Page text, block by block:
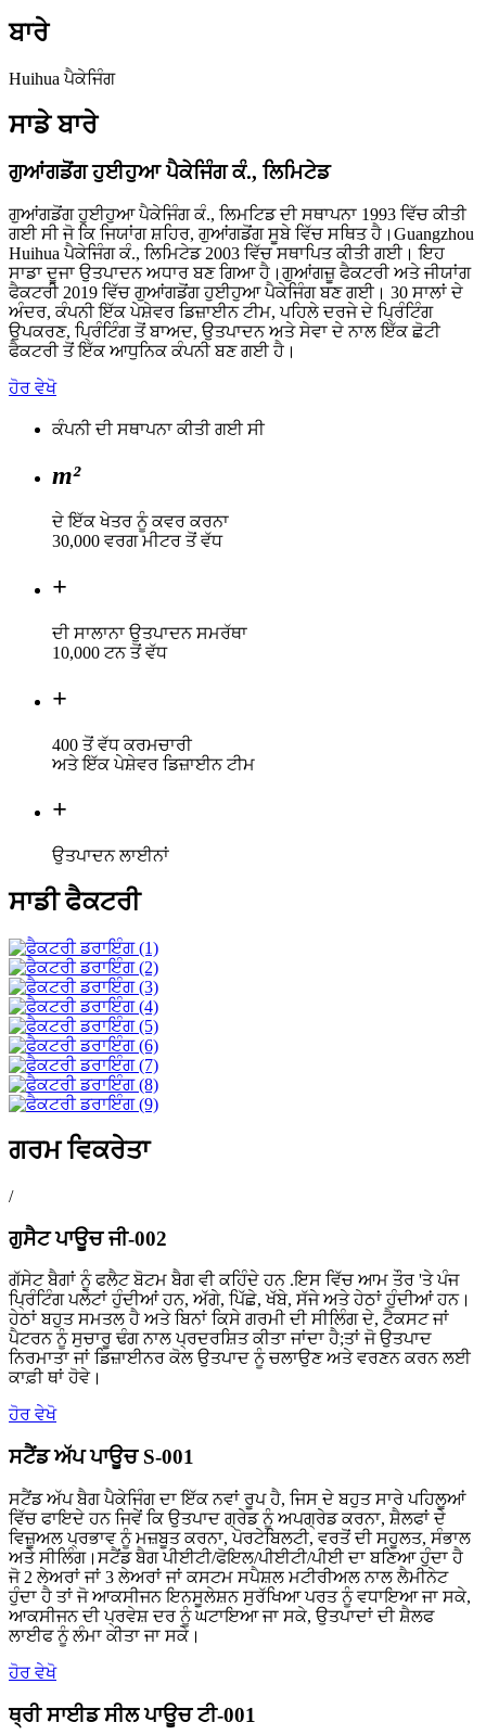
ਬਾਰੇ
Huihua ਪੈਕੇਜਿੰਗ
ਸਾਡੇ ਬਾਰੇ
ਗੁਆਂਗਡੋਂਗ ਹੁਈਹੁਆ ਪੈਕੇਜਿੰਗ ਕੰ., ਲਿਮਿਟੇਡ
ਗੁਆਂਗਡੋਂਗ ਹੁਈਹੁਆ ਪੈਕੇਜਿੰਗ ਕੰ., ਲਿਮਟਿਡ ਦੀ ਸਥਾਪਨਾ 1993 ਵਿੱਚ ਕੀਤੀ
ਗਈ ਸੀ ਜੋ ਕਿ ਜਿਯਾਂਗ ਸ਼ਹਿਰ, ਗੁਆਂਗਡੋਂਗ ਸੂਬੇ ਵਿੱਚ ਸਥਿਤ ਹੈ।Guangzhou
Huihua ਪੈਕੇਜਿੰਗ ਕੰ., ਲਿਮਿਟੇਡ 2003 ਵਿੱਚ ਸਥਾਪਿਤ ਕੀਤੀ ਗਈ। ਇਹ
ਸਾਡਾ ਦੂਜਾ ਉਤਪਾਦਨ ਅਧਾਰ ਬਣ ਗਿਆ ਹੈ।ਗੁਆਂਗਜ਼ੂ ਫੈਕਟਰੀ ਅਤੇ ਜੀਯਾਂਗ
ਫੈਕਟਰੀ 2019 ਵਿੱਚ ਗੁਆਂਗਡੋਂਗ ਹੁਈਹੁਆ ਪੈਕੇਜਿੰਗ ਬਣ ਗਈ। 30 ਸਾਲਾਂ ਦੇ
ਅੰਦਰ, ਕੰਪਨੀ ਇੱਕ ਪੇਸ਼ੇਵਰ ਡਿਜ਼ਾਈਨ ਟੀਮ, ਪਹਿਲੇ ਦਰਜੇ ਦੇ ਪ੍ਰਿੰਟਿੰਗ
ਉਪਕਰਣ, ਪ੍ਰਿੰਟਿੰਗ ਤੋਂ ਬਾਅਦ, ਉਤਪਾਦਨ ਅਤੇ ਸੇਵਾ ਦੇ ਨਾਲ ਇੱਕ ਛੋਟੀ
ਫੈਕਟਰੀ ਤੋਂ ਇੱਕ ਆਧੁਨਿਕ ਕੰਪਨੀ ਬਣ ਗਈ ਹੈ।
ਹੋਰ ਵੇਖੋ
ਕੰਪਨੀ ਦੀ ਸਥਾਪਨਾ ਕੀਤੀ ਗਈ ਸੀ
m²
ਦੇ ਇੱਕ ਖੇਤਰ ਨੂੰ ਕਵਰ ਕਰਨਾ
30,000 ਵਰਗ ਮੀਟਰ ਤੋਂ ਵੱਧ
+
ਦੀ ਸਾਲਾਨਾ ਉਤਪਾਦਨ ਸਮਰੱਥਾ
10,000 ਟਨ ਤੋਂ ਵੱਧ
+
400 ਤੋਂ ਵੱਧ ਕਰਮਚਾਰੀ
ਅਤੇ ਇੱਕ ਪੇਸ਼ੇਵਰ ਡਿਜ਼ਾਈਨ ਟੀਮ
+
ਉਤਪਾਦਨ ਲਾਈਨਾਂ
ਸਾਡੀ ਫੈਕਟਰੀ
ਗਰਮ ਵਿਕਰੇਤਾ
/
ਗੁਸੈਟ ਪਾਊਚ ਜੀ-002
ਗੱਸੇਟ ਬੈਗਾਂ ਨੂੰ ਫਲੈਟ ਬੋਟਮ ਬੈਗ ਵੀ ਕਹਿੰਦੇ ਹਨ .ਇਸ ਵਿੱਚ ਆਮ ਤੌਰ 'ਤੇ ਪੰਜ
ਪ੍ਰਿੰਟਿੰਗ ਪਲੇਟਾਂ ਹੁੰਦੀਆਂ ਹਨ, ਅੱਗੇ, ਪਿੱਛੇ, ਖੱਬੇ, ਸੱਜੇ ਅਤੇ ਹੇਠਾਂ ਹੁੰਦੀਆਂ ਹਨ।
ਹੇਠਾਂ ਬਹੁਤ ਸਮਤਲ ਹੈ ਅਤੇ ਬਿਨਾਂ ਕਿਸੇ ਗਰਮੀ ਦੀ ਸੀਲਿੰਗ ਦੇ, ਟੈਕਸਟ ਜਾਂ
ਪੈਟਰਨ ਨੂੰ ਸੁਚਾਰੂ ਢੰਗ ਨਾਲ ਪ੍ਰਦਰਸ਼ਿਤ ਕੀਤਾ ਜਾਂਦਾ ਹੈ;ਤਾਂ ਜੋ ਉਤਪਾਦ
ਨਿਰਮਾਤਾ ਜਾਂ ਡਿਜ਼ਾਈਨਰ ਕੋਲ ਉਤਪਾਦ ਨੂੰ ਚਲਾਉਣ ਅਤੇ ਵਰਣਨ ਕਰਨ ਲਈ
ਕਾਫ਼ੀ ਥਾਂ ਹੋਵੇ।
ਹੋਰ ਵੇਖੋ
ਸਟੈਂਡ ਅੱਪ ਪਾਊਚ S-001
ਸਟੈਂਡ ਅੱਪ ਬੈਗ ਪੈਕੇਜਿੰਗ ਦਾ ਇੱਕ ਨਵਾਂ ਰੂਪ ਹੈ, ਜਿਸ ਦੇ ਬਹੁਤ ਸਾਰੇ ਪਹਿਲੂਆਂ
ਵਿੱਚ ਫਾਇਦੇ ਹਨ ਜਿਵੇਂ ਕਿ ਉਤਪਾਦ ਗ੍ਰੇਡ ਨੂੰ ਅਪਗ੍ਰੇਡ ਕਰਨਾ, ਸ਼ੈਲਫਾਂ ਦੇ
ਵਿਜ਼ੂਅਲ ਪ੍ਰਭਾਵ ਨੂੰ ਮਜ਼ਬੂਤ ​​ਕਰਨਾ, ਪੋਰਟੇਬਿਲਟੀ, ਵਰਤੋਂ ਦੀ ਸਹੂਲਤ, ਸੰਭਾਲ
ਅਤੇ ਸੀਲਿੰਗ।ਸਟੈਂਡ ਬੈਗ ਪੀਈਟੀ/ਫੋਇਲ/ਪੀਈਟੀ/ਪੀਈ ਦਾ ਬਣਿਆ ਹੁੰਦਾ ਹੈ
ਜੋ 2 ਲੇਅਰਾਂ ਜਾਂ 3 ਲੇਅਰਾਂ ਜਾਂ ਕਸਟਮ ਸਪੈਸ਼ਲ ਮਟੀਰੀਅਲ ਨਾਲ ਲੈਮੀਨੇਟ
ਹੁੰਦਾ ਹੈ ਤਾਂ ਜੋ ਆਕਸੀਜਨ ਇਨਸੂਲੇਸ਼ਨ ਸੁਰੱਖਿਆ ਪਰਤ ਨੂੰ ਵਧਾਇਆ ਜਾ ਸਕੇ,
ਆਕਸੀਜਨ ਦੀ ਪ੍ਰਵੇਸ਼ ਦਰ ਨੂੰ ਘਟਾਇਆ ਜਾ ਸਕੇ, ਉਤਪਾਦਾਂ ਦੀ ਸ਼ੈਲਫ
ਲਾਈਫ ਨੂੰ ਲੰਮਾ ਕੀਤਾ ਜਾ ਸਕੇ।
ਹੋਰ ਵੇਖੋ
ਥ੍ਰੀ ਸਾਈਡ ਸੀਲ ਪਾਊਚ ਟੀ-001